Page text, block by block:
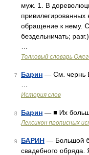
муж. 1. В
привилегированных
обращение к нему.
бездельничать;
Толковый словарь
7 Барин — См. чернь
История слов
8 Барин — ■ Их
Лексикон прописных
9 БАРИН — Большой
свадебного